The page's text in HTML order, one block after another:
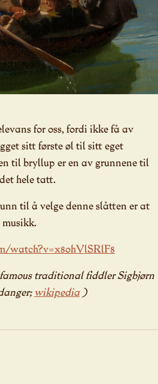
for oss, fordi ikke få av
sitt første øl til sitt eget
til bryllup er en av grunnene til
hele tatt.
til å velge denne slåtten er at
watch?v=x8ohVlSRlF8
traditional fiddler Sigbjørn
wikipedia)